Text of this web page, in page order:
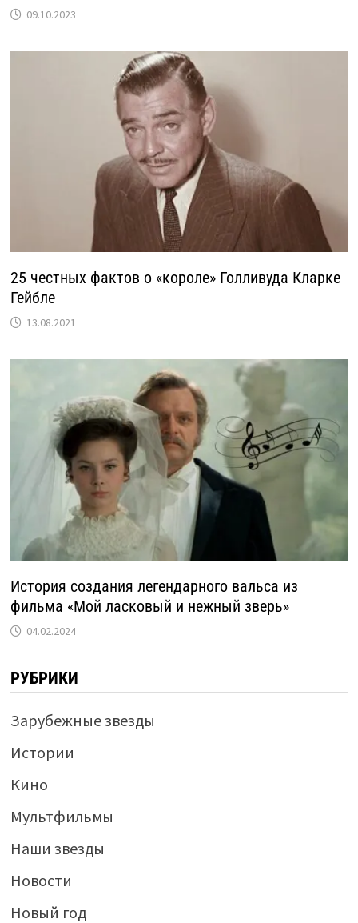
09.10.2023
25 честных фактов о «короле» Голливуда Кларке
Гейбле
13.08.2021
История создания легендарного вальса из
фильма «Мой ласковый и нежный зверь»
04.02.2024
РУБРИКИ
Зарубежные звезды
Истории
Кино
Мультфильмы
Наши звезды
Новости
Новый год